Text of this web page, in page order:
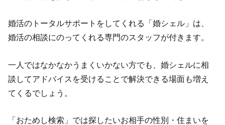
婚活のトータルサポートをしてくれる「婚シェル」は、
婚活の相談にのってくれる専門のスタッフが付きます。
一人ではなかなかうまくいかない方でも、婚シェルに相
談してアドバイスを受けることで解決できる場面も増え
てくるでしょう。
「おためし検索」では探したいお相手の性別・住まいを